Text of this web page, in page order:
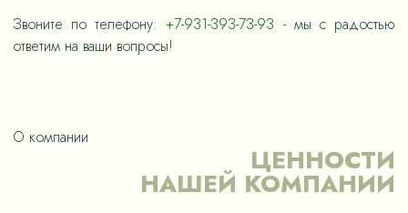
Звоните по телефону:+7-931-393-73-93 - мы с радостью
ответим на ваши вопросы!
О компании
ЦЕННОСТИ
НАШЕЙ КОМПАНИИ